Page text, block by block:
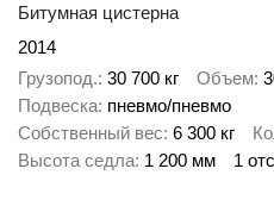
Битумная цистерна
2014
Грузопод. 30 700 кг Объем
Подвеска пневмо/пневмо
Собственный вес 6 300 кг
Высота седла 1 200 мм 1